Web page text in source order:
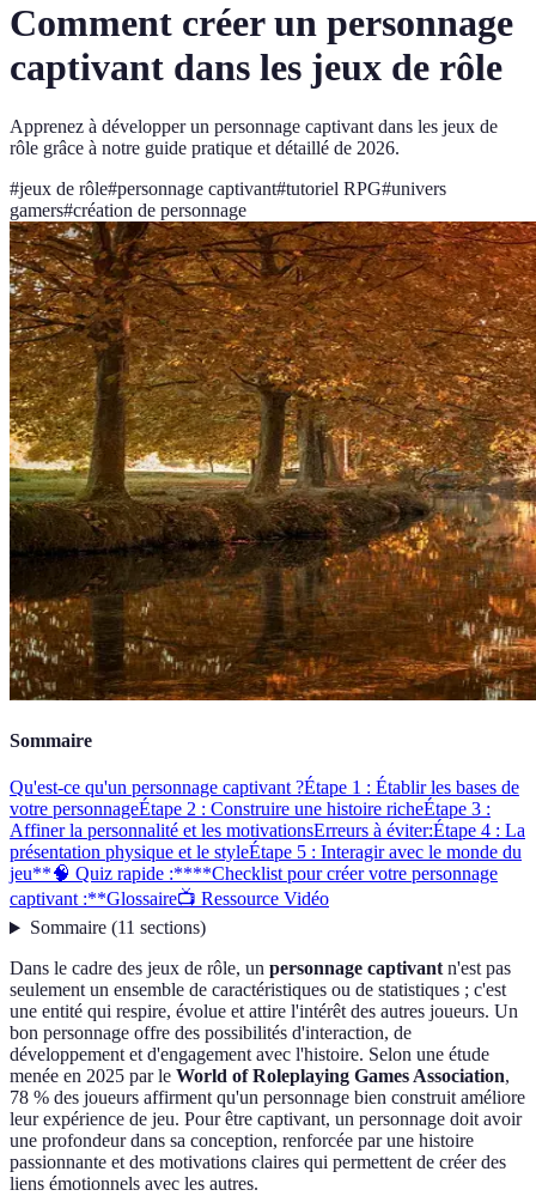
Comment créer un personnage
captivant dans les jeux de rôle
Apprenez à développer un personnage captivant dans les jeux de
rôle grâce à notre guide pratique et détaillé de 2026.
#jeux de rôle#personnage captivant#tutoriel RPG#univers
gamers#création de personnage
Sommaire
Qu'est-ce qu'un personnage captivant ?Étape 1 : Établir les bases de
votre personnageÉtape 2 : Construire une histoire richeÉtape 3 :
Affiner la personnalité et les motivationsErreurs à éviter:Étape 4 : La
présentation physique et le styleÉtape 5 : Interagir avec le monde du
jeu**🧠 Quiz rapide :****Checklist pour créer votre personnage
captivant :**Glossaire📺 Ressource Vidéo
Sommaire(11 sections)
Dans le cadre des jeux de rôle, un personnage captivantn'est pas
seulement un ensemble de caractéristiques ou de statistiques ; c'est
une entité qui respire, évolue et attire l'intérêt des autres joueurs. Un
bon personnage offre des possibilités d'interaction, de
développement et d'engagement avec l'histoire. Selon une étude
menée en 2025 par le World of Roleplaying Games Association,
78 % des joueurs affirment qu'un personnage bien construit améliore
leur expérience de jeu. Pour être captivant, un personnage doit avoir
une profondeur dans sa conception, renforcée par une histoire
passionnante et des motivations claires qui permettent de créer des
liens émotionnels avec les autres.